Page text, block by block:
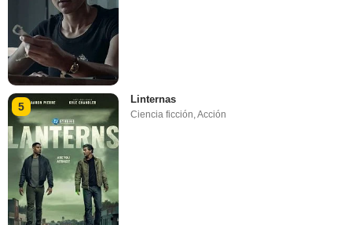
5
Linternas
Ciencia ficción,Acción